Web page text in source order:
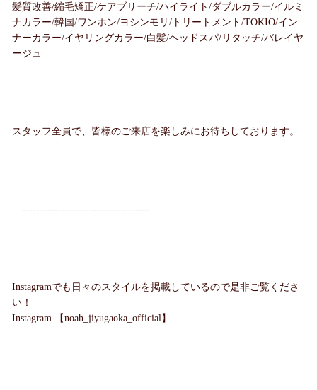
髪質改善/縮毛矯正/ケアブリーチ/ハイライト/ダブルカラー/イルミ
ナカラー/韓国/ワンホン/ヨシンモリ/トリートメント/TOKIO/イン
ナーカラー/イヤリングカラー/白髪/ヘッドスパ/リタッチ/バレイヤ
ージュ
スタッフ全員で、皆様のご来店を楽しみにお待ちしております。
------------------------------------
Instagramでも日々のスタイルを掲載しているので是非ご覧くださ
い！
Instagram 【noah_jiyugaoka_official】